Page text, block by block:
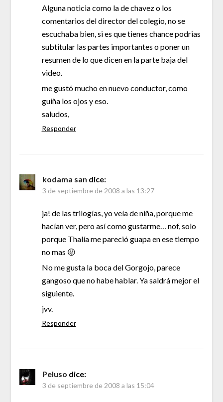
Alguna noticia como la de chavez o los
comentarios del director del colegio, no se
escuchaba bien, si es que tienes chance podrias
subtitular las partes importantes o poner un
resumen de lo que dicen en la parte baja del
video.
me gustó mucho en nuevo conductor, como
guiña los ojos y eso.
saludos,
Responder
kodama san dice:
3 de septiembre de 2008 a las 13:27
ja! de las trilogías, yo veía de niña, porque me
hacían ver, pero así como gustarme… nof, solo
porque Thalía me pareció guapa en ese tiempo
no mas 😛
No me gusta la boca del Gorgojo, parece
gangoso que no habe hablar. Ya saldrá mejor el
siguiente.
jvv.
Responder
Peluso dice:
3 de septiembre de 2008 a las 15:04